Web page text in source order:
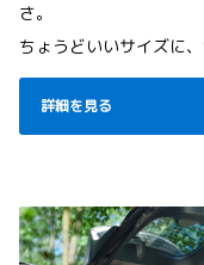
さ。
ちょうどいいサイズに
詳細を見る